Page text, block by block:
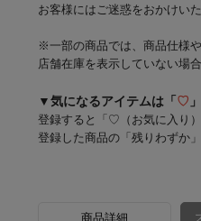
お客様にはご迷惑をおかけい
※一部の商品では、商品仕様
店舗在庫を表示していない場
▼気になるアイテムは「 ♡
登録すると「♡（お気に入り
登録した商品の「残りわずか